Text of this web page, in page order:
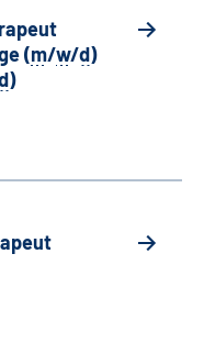
(m/w/d)
)